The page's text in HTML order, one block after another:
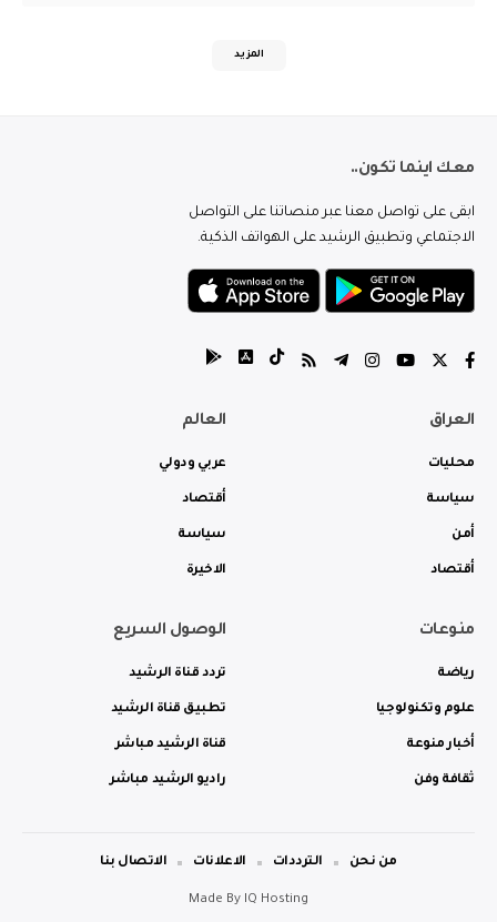
المزيد
معك اينما تكون..
ابقى على تواصل معنا عبر منصاتنا على التواصل
الاجتماعي وتطبيق الرشيد على الهواتف الذكية.
العراق
محليات
سياسة
أمن
أقتصاد
العالم
عربي ودولي
أقتصاد
سياسة
الاخيرة
منوعات
رياضة
علوم وتكنولوجيا
أخبار منوعة
ثقافة وفن
الوصول السريع
تردد قناة الرشيد
تطبيق قناة الرشيد
قناة الرشيد مباشر
راديو الرشيد مباشر
Made By IQ Hosting
من نحن الترددات الاعلانات الاتصال بنا